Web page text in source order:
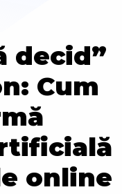
decid”
Cum
online